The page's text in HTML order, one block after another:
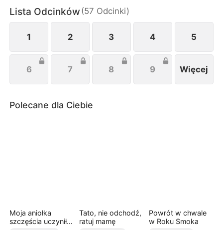
Lista Odcinków (57 Odcinki)
1 2 3 4 5
6 7 8 9 Więcej
Polecane dla Ciebie
Moja aniołka
szczęścia uczyniła
Tato, nie odchodź,
ratuj mamę
Powrót w chwale
w Roku Smoka